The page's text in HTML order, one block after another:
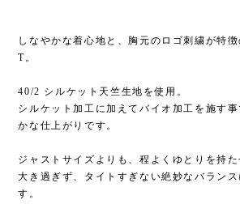
しなやかな着心地と、胸元のロゴ刺繍が特
T。
40/2 シルケット天竺生地を使用。
シルケット加工に加えてバイオ加工を施す
かな仕上がりです。
ジャストサイズよりも、程よくゆとりを持た
大き過ぎず、タイトすぎない絶妙なバランス
す。